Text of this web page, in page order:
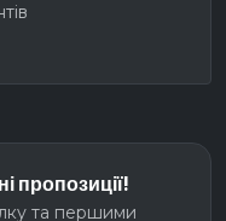
пропозиції!
та першими